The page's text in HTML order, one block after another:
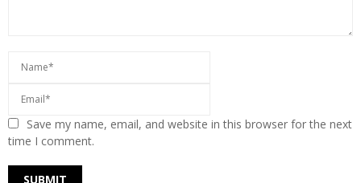
Save my name, email, and website in this browser for the next
time I comment.